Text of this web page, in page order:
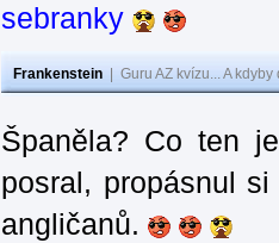
sebranky
Frankenstein Guru AZ kvízu... A
Španěla? Co ten
posral, propásnul
angličanů.